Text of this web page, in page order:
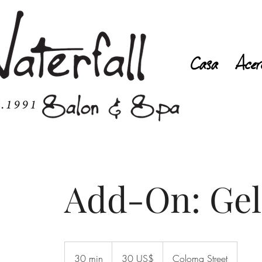
Casa
Add-On:
30 min
estadounidenses
30 US$ Coloma Street